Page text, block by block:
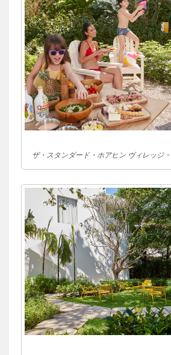
ザ・スタンダード・ホアヒン ヴィレッジ